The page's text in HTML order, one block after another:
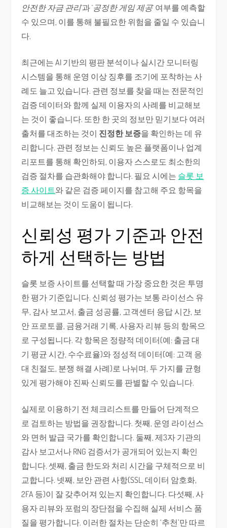
안전한 자금 관리`과 `공정한 게임 제공` 여부를 예측할
수 있으며, 이를 통해 불필요한 위험을 줄일 수 있습니
다.
최근에는 AI 기반의 평판 분석이나 실시간 모니터링
시스템을 통해 운영 이상 징후를 조기에 포착하는 사
례도 늘고 있습니다. 관련 정보를 찾을 때는 전문적인
검증 데이터와 함께 실제 이용자의 사례를 비교해보
는 것이 좋습니다. 또한 한 곳의 정보만 믿기보다 여러
출처를 대조하는 것이 진정한 보증을 확인하는 데 유
리합니다. 관련 정보는 신뢰도 높은 플랫폼이나 업계
리포트를 통해 확인하되, 이용자 스스로도 최소한의
검증 절차를 습관화해야 합니다. 필요 시에는 슬롯 보
증 사이트와 같은 검증 페이지를 참고해 주요 항목을
비교해보는 것이 도움이 됩니다.
신뢰성 평가 기준과 안전
하게 선택하는 방법
슬롯 보증 사이트를 선택할 때 가장 중요한 것은 투명
한 평가 기준입니다. 신뢰성 평가는 보통 라이선스 유
무, 감사 보고서, 출금 성공률, 고객센터 응답 시간, 보
안 프로토콜, 금융거래 기록, 사용자 리뷰 등의 항목으
로 구성됩니다. 각 항목은 정량적 데이터(예: 출금 대
기 평균 시간, 수수료율)와 정성적 데이터(예: 고객 응
대 친절도, 분쟁 해결 사례)로 나뉘며, 두 가지를 균형
있게 평가해야 진짜 신뢰도를 판별할 수 있습니다.
실제로 이용하기 전 체크리스트를 만들어 단계적으
로 검토하는 방법을 권장합니다. 첫째, 운영 라이선스
와 면허 발급 국가를 확인합니다. 둘째, 제3자 기관의
감사 보고서나 RNG 검증서가 공개되어 있는지 확인
합니다. 셋째, 출금 한도와 처리 시간을 구체적으로 비
교합니다. 넷째, 보안 관련 사항(SSL, 데이터 암호화,
2FA 등)이 잘 갖추어져 있는지 확인합니다. 다섯째, 사
용자 리뷰와 포럼의 장단점을 수집해 실제 서비스 품
질을 평가합니다. 이러한 절차는 단순히 ‘추천’만 따르